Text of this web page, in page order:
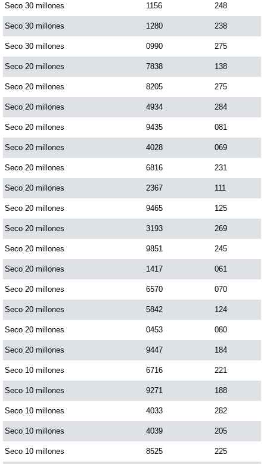
Paisita 3
Pick 3 Día
Pick 3 Noche
Pick 4 Día
Pick 4 Noche
Pijao de Oro
Saman de la suerte
Sinuano Día
Sinuano Noche
Super Chontico Noche
Seco 30 millones 1156 248
Seco 30 millones 1280 238
Seco 30 millones 0990 275
Seco 20 millones 7838 138
Seco 20 millones 8205 275
Seco 20 millones 4934 284
Seco 20 millones 9435 081
Seco 20 millones 4028 069
Seco 20 millones 6816 231
Seco 20 millones 2367 111
Seco 20 millones 9465 125
Seco 20 millones 3193 269
Seco 20 millones 9851 245
Seco 20 millones 1417 061
Seco 20 millones 6570 070
Seco 20 millones 5842 124
Seco 20 millones 0453 080
Seco 20 millones 9447 184
Seco 10 millones 6716 221
Seco 10 millones 9271 188
Seco 10 millones 4033 282
Seco 10 millones 4039 205
Seco 10 millones 8525 225